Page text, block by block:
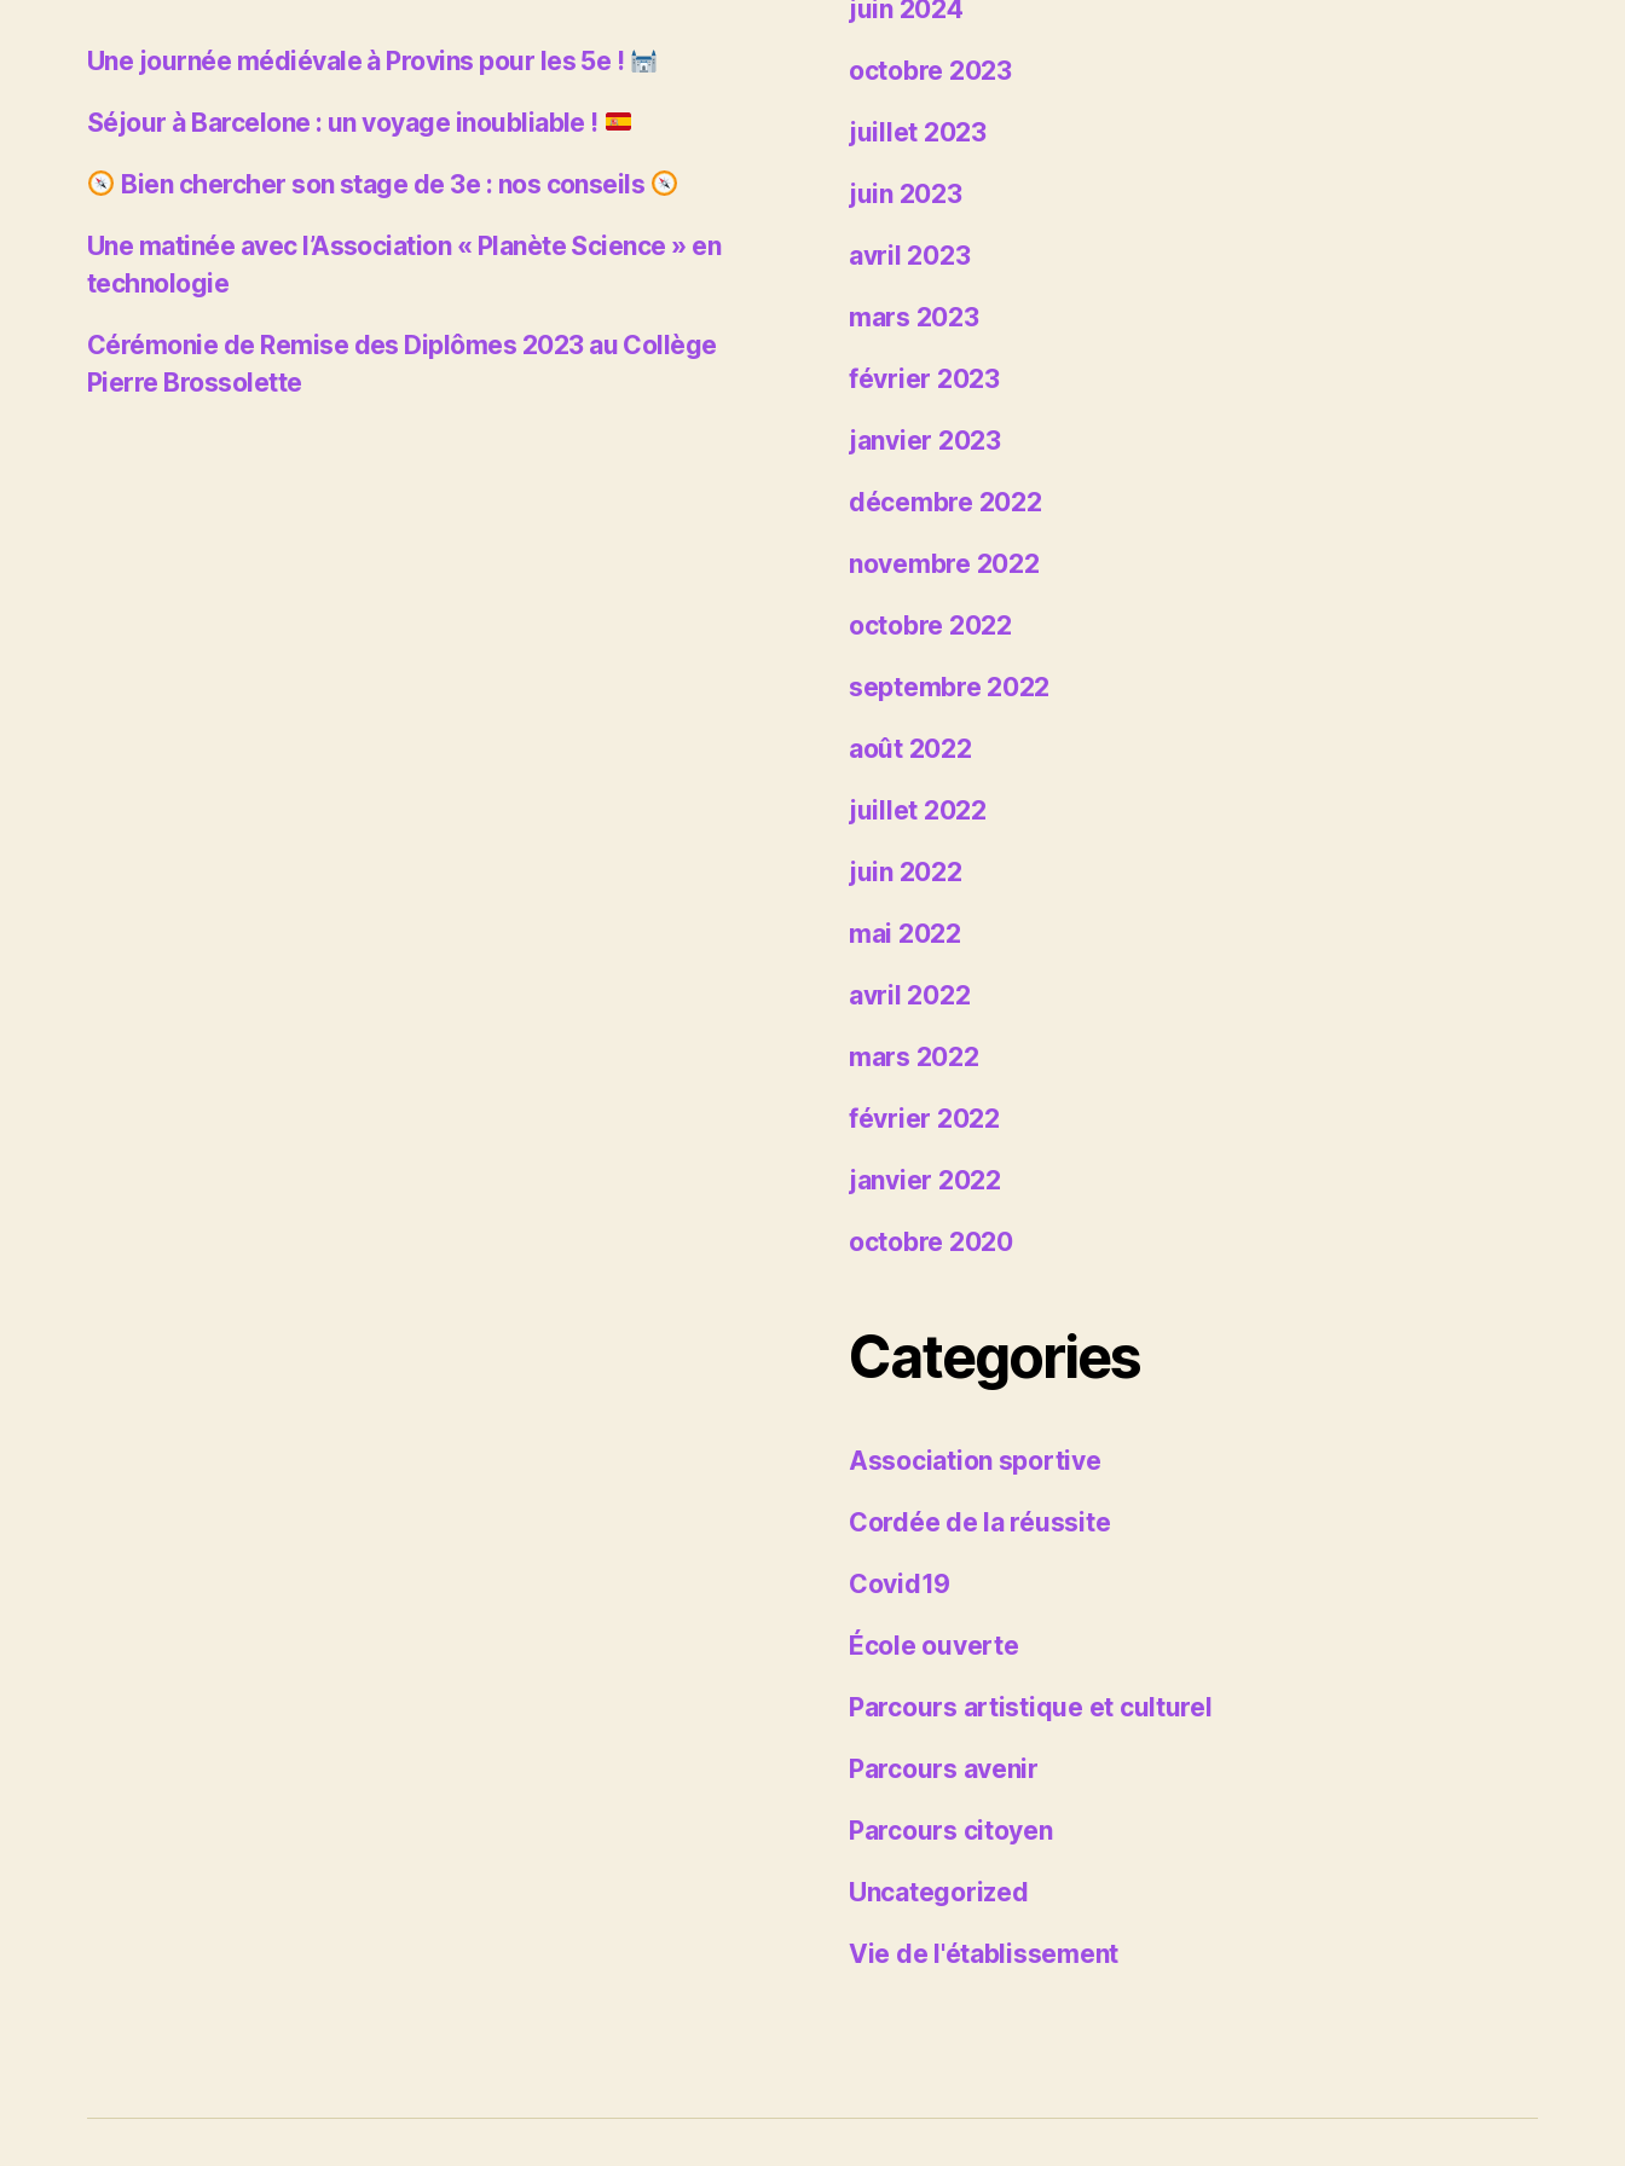
Une journée médiévale à Provins pour les 5e !
Séjour à Barcelone : un voyage inoubliable !
Bien chercher son stage de 3e : nos conseils
Une matinée avec l’Association « Planète Science » en
technologie
Cérémonie de Remise des Diplômes 2023 au Collège
Pierre Brossolette
juin 2024
octobre 2023
juillet 2023
juin 2023
avril 2023
mars 2023
février 2023
janvier 2023
décembre 2022
novembre 2022
octobre 2022
septembre 2022
août 2022
juillet 2022
juin 2022
mai 2022
avril 2022
mars 2022
février 2022
janvier 2022
octobre 2020
Categories
Association sportive
Cordée de la réussite
Covid19
École ouverte
Parcours artistique et culturel
Parcours avenir
Parcours citoyen
Uncategorized
Vie de l'établissement